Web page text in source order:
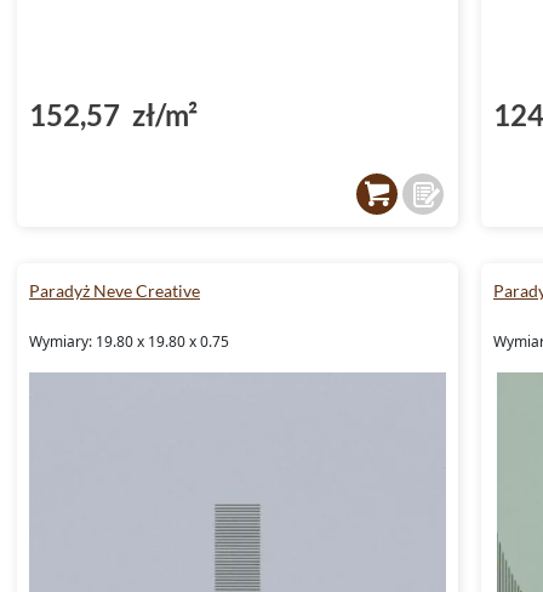
152,57 zł/m²
Paradyż Neve Creative
Wymiary: 19.80 x 19.80 x 0.75